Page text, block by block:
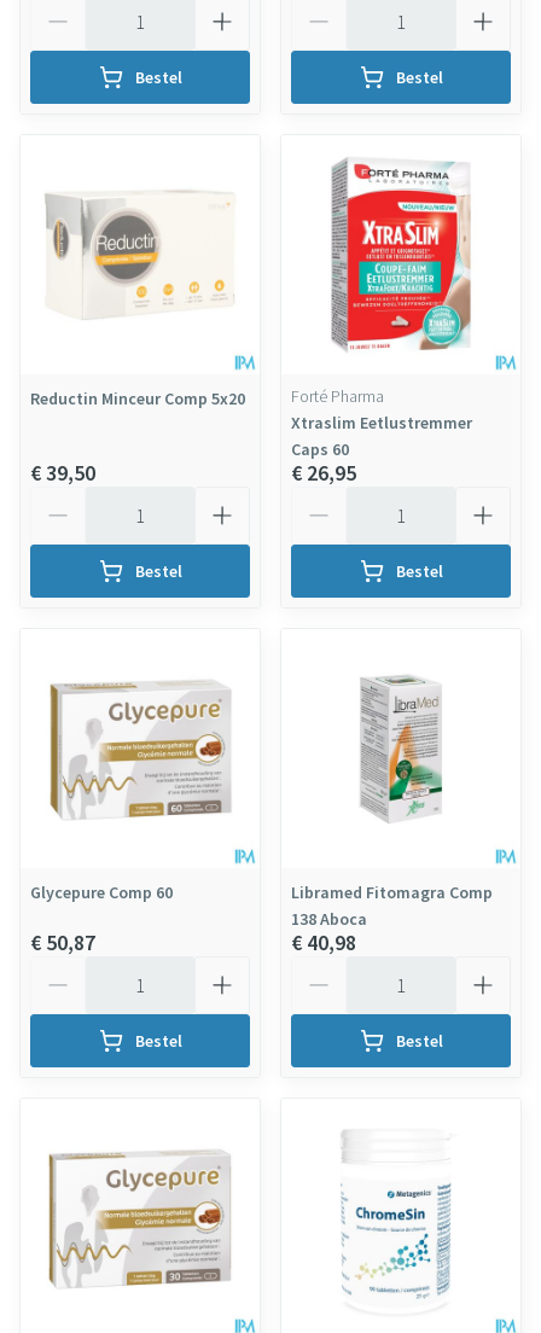
Bestel Bestel
Reductin Minceur Comp 5x20
€ 39,50
Bestel
Forté Pharma
Xtraslim Eetlustremmer
Caps 60
€ 26,95
Bestel
Glycepure Comp 60
€ 50,87
Bestel
Libramed Fitomagra Comp
138 Aboca
€ 40,98
Bestel